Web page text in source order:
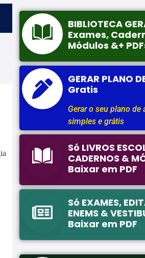
BIBLIOTECA
Exames,
Módulos &+
GERAR PLANO
Gratis
Gerar o seu plano de
simples e grátis
Só LIVROS
CADERNOS &
Baixar em PDF
Só EXAMES,
ENEMS &
Baixar em PDF